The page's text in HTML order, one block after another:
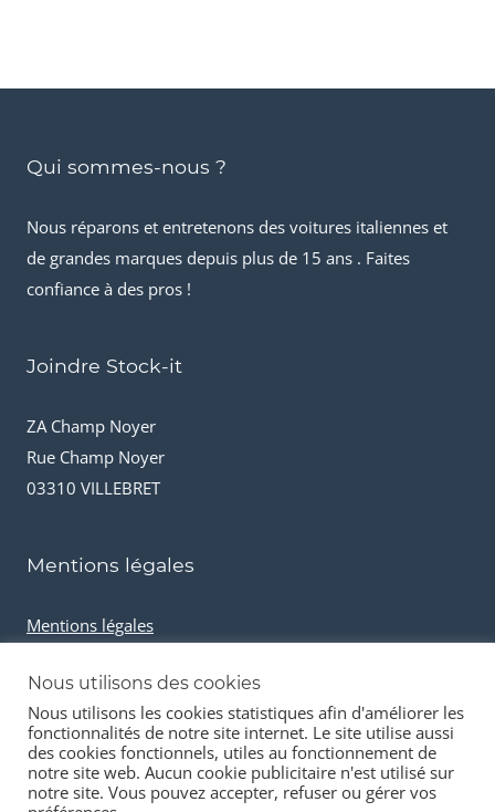
Qui sommes-nous ?
Nous réparons et entretenons des voitures italiennes et
de grandes marques depuis plus de 15 ans . Faites
confiance à des pros !
Joindre Stock-it
ZA Champ Noyer
Rue Champ Noyer
03310 VILLEBRET
Mentions légales
Mentions légales
Cookies et données personnelles
Nous utilisons des cookies
Nous utilisons les cookies statistiques afin d'améliorer les
fonctionnalités de notre site internet. Le site utilise aussi
des cookies fonctionnels, utiles au fonctionnement de
notre site web. Aucun cookie publicitaire n'est utilisé sur
notre site. Vous pouvez accepter, refuser ou gérer vos